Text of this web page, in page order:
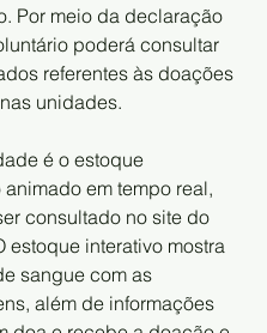
Por meio da declaração
poderá consultar
referentes às doações
unidades.
é o estoque
em tempo real,
consultado no site do
estoque interativo mostra
sangue com as
além de informações